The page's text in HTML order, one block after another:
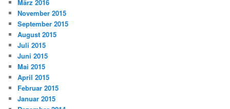
März 2016
November 2015
September 2015
August 2015
Juli 2015
Juni 2015
Mai 2015
April 2015
Februar 2015
Januar 2015